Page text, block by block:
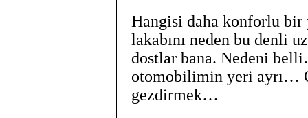
Hangisi daha konforlu bir
lakabını neden bu denli
dostlar bana. Nedeni
otomobilimin yeri ayrı…
gezdirmek…